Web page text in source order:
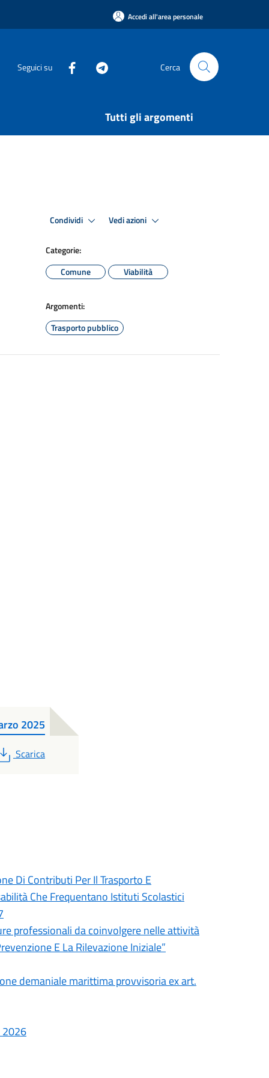
Accedi all'area personale
Seguici su Cerca
Tutti gli argomenti
Condividi Vedi azioni
Categorie:
Comune
Viabilità
Argomenti:
Trasporto pubblico
2025
PDF
Scarica
Di Contributi Per Il Trasporto E
Che Frequentano Istituti Scolastici
professionali da coinvolgere nelle attività
E La Rilevazione Iniziale”
demaniale marittima provvisoria ex art.
2026